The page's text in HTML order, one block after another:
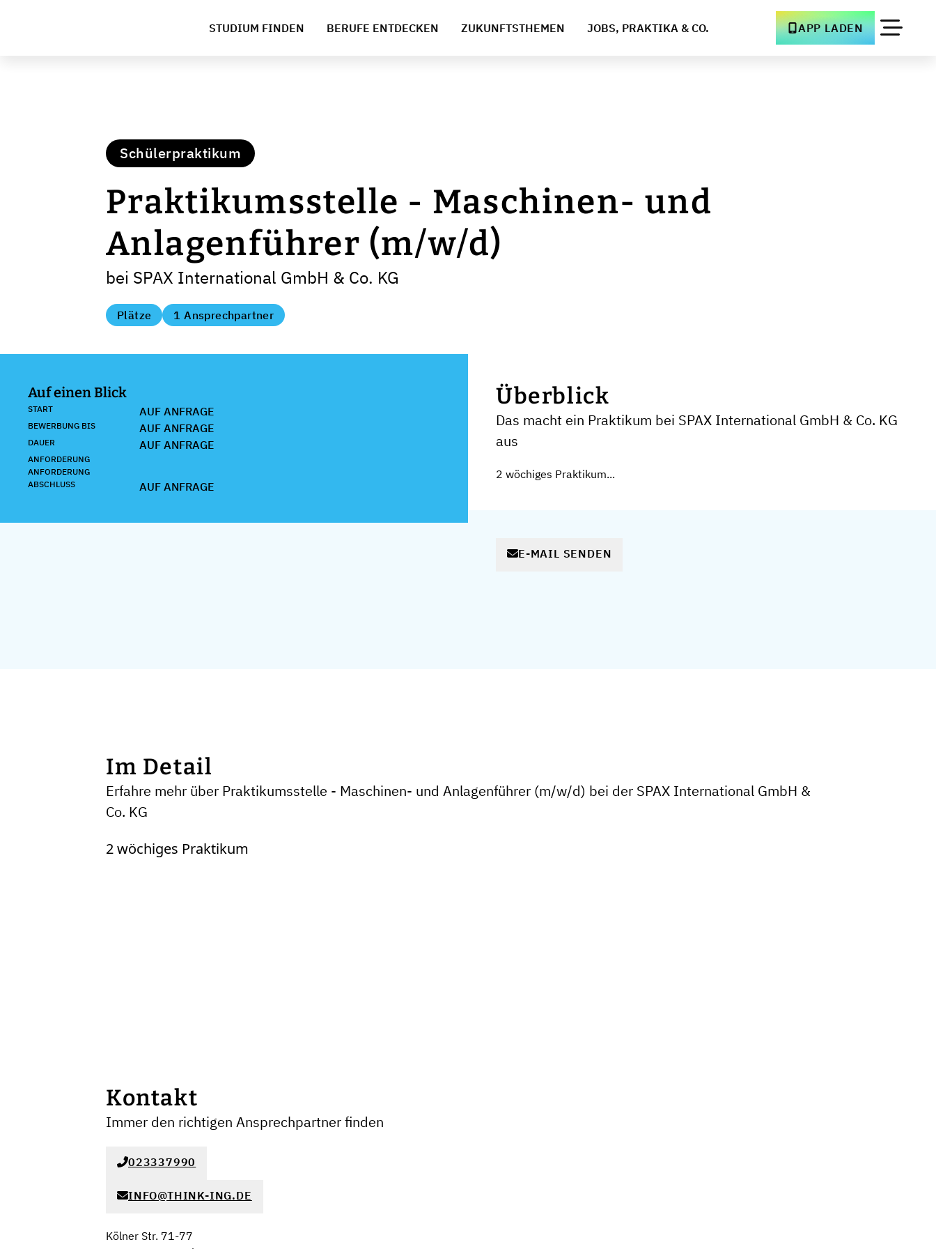
STUDIUM FINDEN BERUFE ENTDECKEN ZUKUNFTSTHEMEN JOBS, PRAKTIKA & CO. APP LADEN
Schülerpraktikum
Praktikumsstelle - Maschinen- und
Anlagenführer (m/w/d)
bei SPAX International GmbH & Co. KG
Plätze 1 Ansprechpartner
Auf einen Blick
START AUF ANFRAGE
BEWERBUNG BIS AUF ANFRAGE
DAUER AUF ANFRAGE
ANFORDERUNG
ANFORDERUNG
ABSCHLUSS
AUF ANFRAGE
Überblick
Das macht ein Praktikum bei SPAX International GmbH & Co. KG
aus
2 wöchiges Praktikum...
E-MAIL SENDEN
Im Detail
Erfahre mehr über Praktikumsstelle - Maschinen- und Anlagenführer (m/w/d) bei der SPAX International GmbH &
Co. KG
2 wöchiges Praktikum
Kontakt
Immer den richtigen Ansprechpartner finden
023337990
INFO@THINK-ING.DE
Kölner Str. 71-77